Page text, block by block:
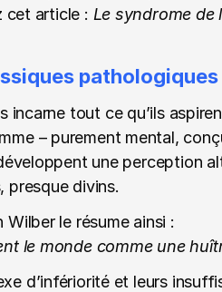
cet article : Le syndrome de
pathologiques
incarne tout ce qu’ils
– purement mental,
une perception
presque divins.
le résume ainsi :
le monde comme une
d’infériorité et leurs